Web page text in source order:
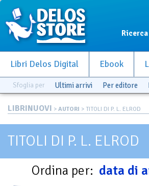
Ricerca
Libri Delos Digital Ebook
Sfoglia per Ultimi arrivi Per editore
LIBRINUOVI > AUTORI > TITOLI DI P. L. ELROD
TITOLI DI P. L. ELROD
Ordina per: data di